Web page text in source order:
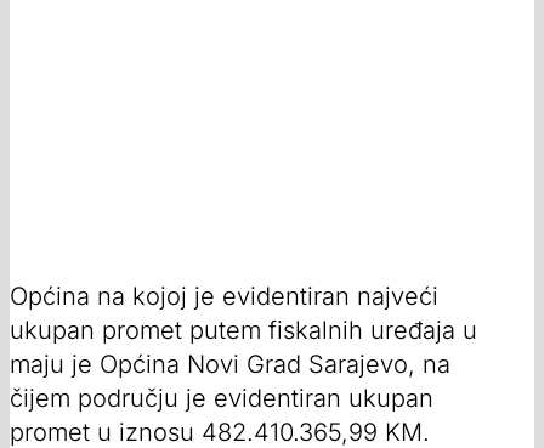
Općina na kojoj je evidentiran najveći
ukupan promet putem fiskalnih uređaja u
maju je Općina Novi Grad Sarajevo, na
čijem području je evidentiran ukupan
promet u iznosu 482.410.365,99 KM.